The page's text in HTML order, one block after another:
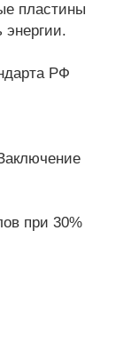
пластины
энергии.
РФ
при 30%